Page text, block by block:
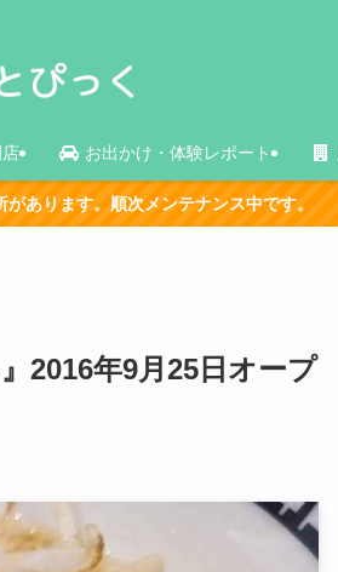
お出かけ・体験レポート
テナンス中です。
2016年9月25日オープ